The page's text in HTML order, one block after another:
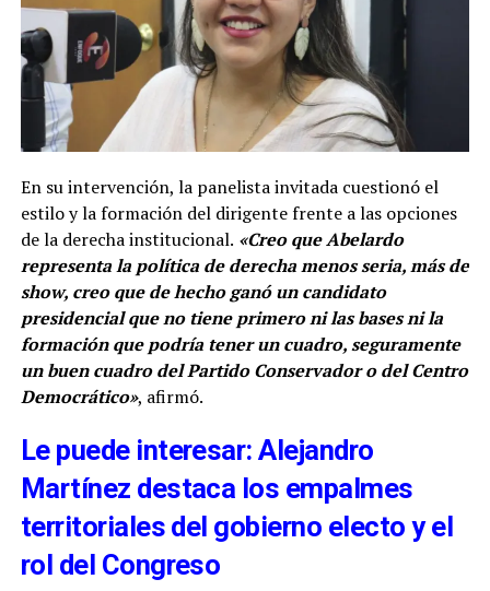
En su intervención, la panelista invitada cuestionó el
estilo y la formación del dirigente frente a las opciones
de la derecha institucional. «Creo que Abelardo
representa la política de derecha menos seria, más de
show, creo que de hecho ganó un candidato
presidencial que no tiene primero ni las bases ni la
formación que podría tener un cuadro, seguramente
un buen cuadro del Partido Conservador o del Centro
Democrático», afirmó.
Le puede interesar: Alejandro
Martínez destaca los empalmes
territoriales del gobierno electo y el
rol del Congreso